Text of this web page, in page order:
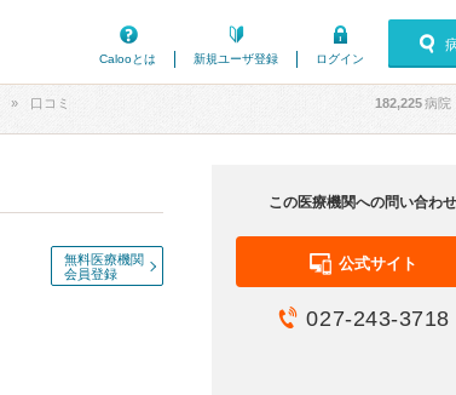
Calooとは
新規ユーザ登録 ログイン
口コミ 182,225病院
無料医療機関
会員登録
この医療機関への問い合わせ
公式サイト
027-243-3718